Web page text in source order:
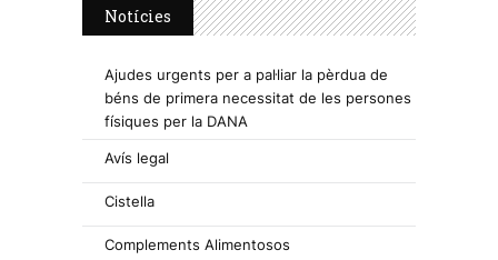
Notícies
Ajudes urgents per a pal·liar la pèrdua de
béns de primera necessitat de les persones
físiques per la DANA
Avís legal
Cistella
Complements Alimentosos